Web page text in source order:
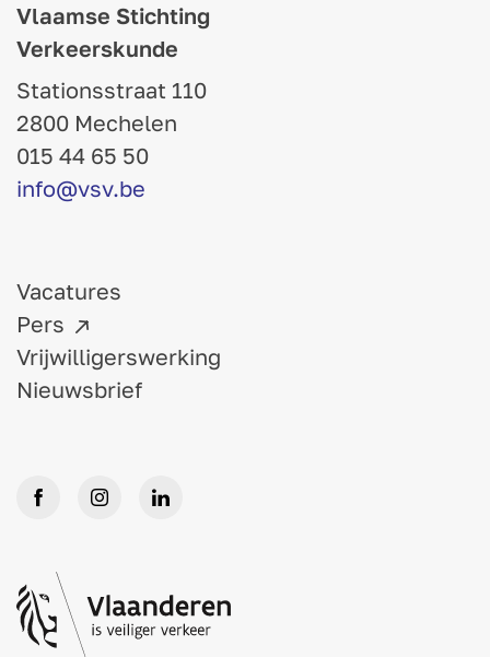
Vlaamse Stichting
Verkeerskunde
Stationsstraat 110
2800 Mechelen
015 44 65 50
info@vsv.be
Vacatures
Pers
Vrijwilligerswerking
Nieuwsbrief